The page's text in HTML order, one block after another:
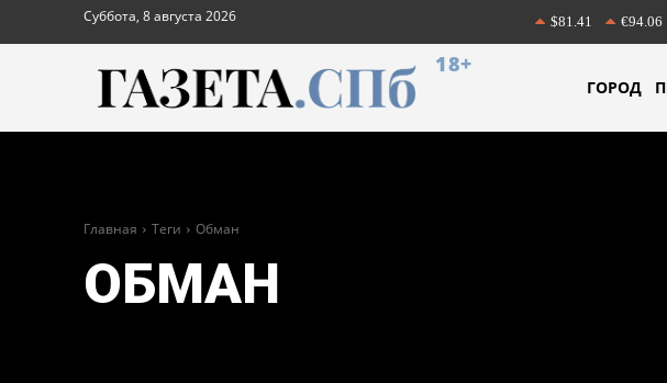
Суббота, 8 августа 2026 $81.41 €94.06
18+
ГОРОД
Главная Теги Обман
ОБМАН